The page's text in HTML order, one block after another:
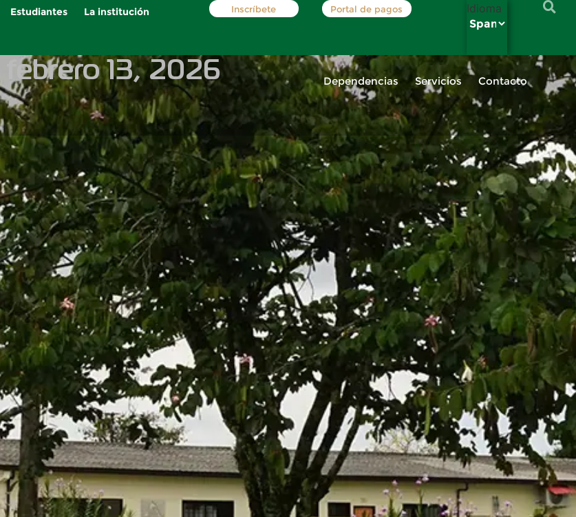
Estudiantes La institución Inscríbete Portal de pagos Idioma
Dependencias Servicios Contacto
febrero 13, 2026